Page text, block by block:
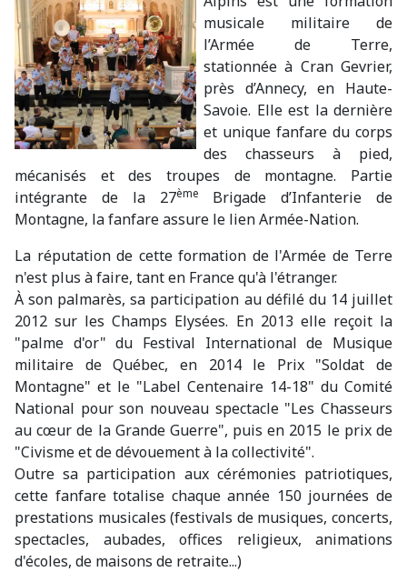
musicale militaire de
l’Armée de Terre,
stationnée à Cran Gevrier,
près d’Annecy, en Haute-
Savoie. Elle est la dernière
et unique fanfare du corps
des chasseurs à pied,
mécanisés et des troupes de montagne. Partie
intégrante de la 27ème
Brigade d’Infanterie de
Montagne, la fanfare assure le lien Armée-Nation.
La réputation de cette formation de l'Armée de Terre
n'est plus à faire, tant en France qu'à l'étranger.
À son palmarès, sa participation au défilé du 14 juillet
2012 sur les Champs Elysées. En 2013 elle reçoit la
"palme d'or" du Festival International de Musique
militaire de Québec, en 2014 le Prix "Soldat de
Montagne" et le "Label Centenaire 14-18" du Comité
National pour son nouveau spectacle "Les Chasseurs
au cœur de la Grande Guerre", puis en 2015 le prix de
"Civisme et de dévouement à la collectivité".
Outre sa participation aux cérémonies patriotiques,
cette fanfare totalise chaque année 150 journées de
prestations musicales (festivals de musiques, concerts,
spectacles, aubades, offices religieux, animations
d'écoles, de maisons de retraite...)